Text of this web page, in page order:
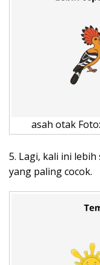
asah otak
5. Lagi, kali ini
yang paling cocok.